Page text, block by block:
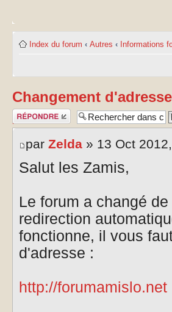
Index du forum ‹ Autres ‹ Informations
Changement
Publier une
réponse
par Zelda » 13 Oct
Salut les Zamis,
Le forum a changé
redirection
fonctionne, il vous
d'adresse :
http://forumamislo.net